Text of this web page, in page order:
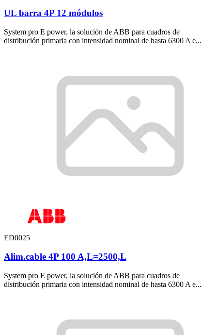
UL barra 4P 12 módulos
System pro E power, la solución de ABB para cuadros de
distribución primaria con intensidad nominal de hasta 6300 A e...
ED0025
Alim.cable 4P 100 A,L=2500,L
System pro E power, la solución de ABB para cuadros de
distribución primaria con intensidad nominal de hasta 6300 A e...